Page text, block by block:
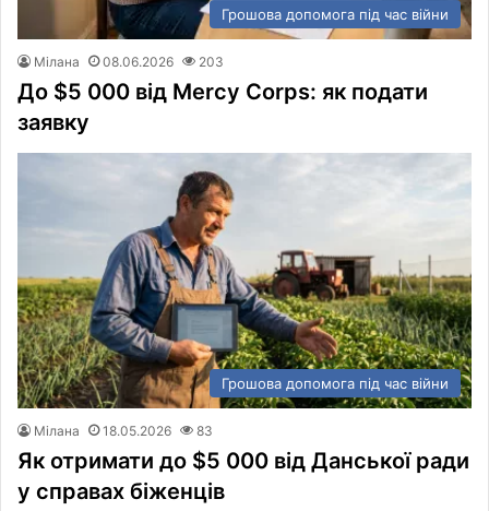
Грошова допомога під час війни
Мілана 08.06.2026 203
До $5 000 від Mercy Corps: як подати
заявку
Грошова допомога під час війни
Мілана 18.05.2026 83
Як отримати до $5 000 від Данської ради
у справах біженців